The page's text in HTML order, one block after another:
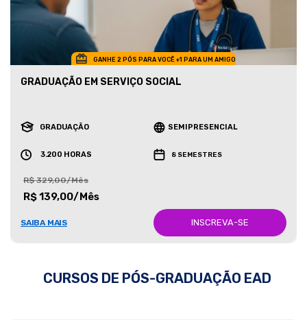
GANHE 2 PÓS PARA VOCÊ +1 PARA UM AMIGO
GRADUAÇÃO EM SERVIÇO SOCIAL
GRADUAÇÃO SEMIPRESENCIAL
3.200 HORAS 8 SEMESTRES
R$ 329,00/Mês
R$ 139,00/Mês
SAIBA MAIS INSCREVA-SE
CURSOS DE PÓS-GRADUAÇÃO EAD